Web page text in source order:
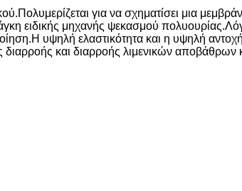
για να σχηματίσει μια
ειδικής μηχανής ψεκασμού
υψηλή ελαστικότητα και η υψηλή
και διαρροής λιμενικών αποβάθρων